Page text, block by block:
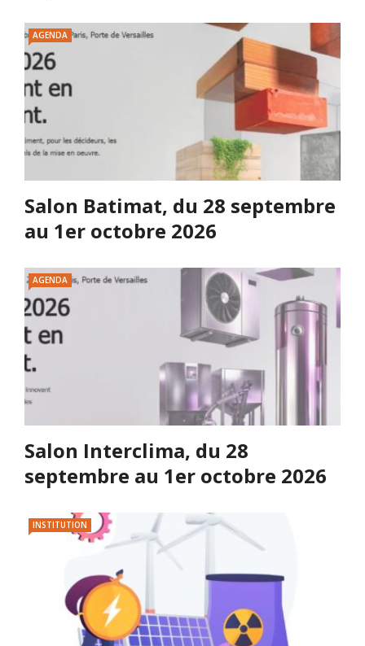
AGENDA
Salon Batimat, du 28 septembre
au 1er octobre 2026
AGENDA
Salon Interclima, du 28
septembre au 1er octobre 2026
INSTITUTION